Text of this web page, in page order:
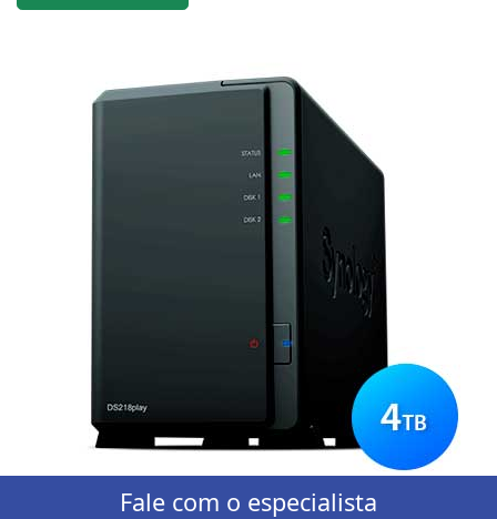
Fale com o especialista